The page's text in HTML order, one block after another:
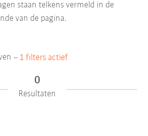
staan telkens vermeld in de
van de pagina.
– 1 filters actief
0
Resultaten